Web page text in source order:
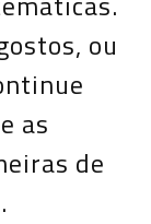
ou
as
de